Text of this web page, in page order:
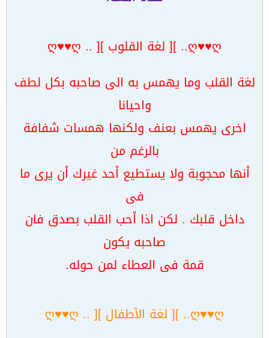
ღ♥♥ღ.. ][ لغة القلوب ][ .. ღ♥♥ღ
لغة القلب وما يهمس به الى صاحبه بكل لطف
واحيانا
اخرى يهمس بعنف ولكنها همسات شفافة
بالرغم من
اْنها محجوبة ولا يستطيع اْحد غيرك اْن يرى ما
فى
داخل قلبك . لكن اذا اْحب القلب بصدق فان
صاحبه يكون
قمة فى العطاء لمن حوله.
ღ♥♥ღ.. ][ لغة الاْطفال ][ .. ღ♥♥ღ